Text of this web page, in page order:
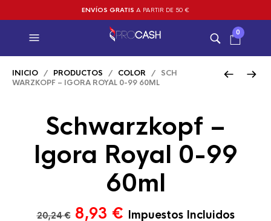
ENVÍOS GRATIS A PARTIR DE 50 €
0
INICIO / PRODUCTOS / COLOR / SCH
WARZKOPF – IGORA ROYAL 0-99 60ML
Schwarzkopf –
Igora Royal 0-99
60ml
20,24€ El
8,93 €ElImpuestos Incluidos